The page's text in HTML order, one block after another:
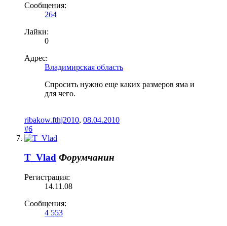
Сообщения:
264
Лайки:
0
Адрес:
Владимирская область
Спросить нужно еще каких размеров яма и
для чего.
ribakow.fthj2010, 08.04.2010
#6
T_Vlad Форумчанин
Регистрация:
14.11.08
Сообщения:
4 553